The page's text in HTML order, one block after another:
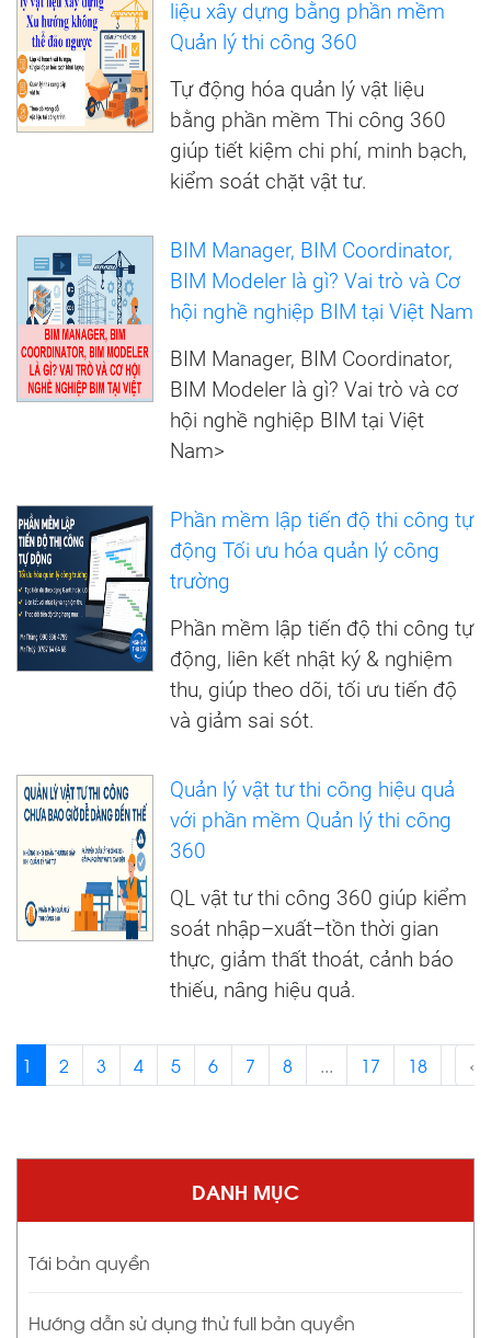
DANH MỤC
Tái bản quyền
Hướng dẫn sử dụng thử full bản quyền
liệu xây dựng bằng phần mềm
Quản lý thi công 360
Tự động hóa quản lý vật liệu
bằng phần mềm Thi công 360
giúp tiết kiệm chi phí, minh bạch,
kiểm soát chặt vật tư.
BIM Manager, BIM Coordinator,
BIM Modeler là gì? Vai trò và Cơ
hội nghề nghiệp BIM tại Việt Nam
BIM Manager, BIM Coordinator,
BIM Modeler là gì? Vai trò và cơ
hội nghề nghiệp BIM tại Việt
Nam>
Phần mềm lập tiến độ thi công tự
động Tối ưu hóa quản lý công
trường
Phần mềm lập tiến độ thi công tự
động, liên kết nhật ký & nghiệm
thu, giúp theo dõi, tối ưu tiến độ
và giảm sai sót.
Quản lý vật tư thi công hiệu quả
với phần mềm Quản lý thi công
360
QL vật tư thi công 360 giúp kiểm
soát nhập–xuất–tồn thời gian
thực, giảm thất thoát, cảnh báo
thiếu, nâng hiệu quả.
1 2 3 4 5 6 7 8 ... 17 18 ‹